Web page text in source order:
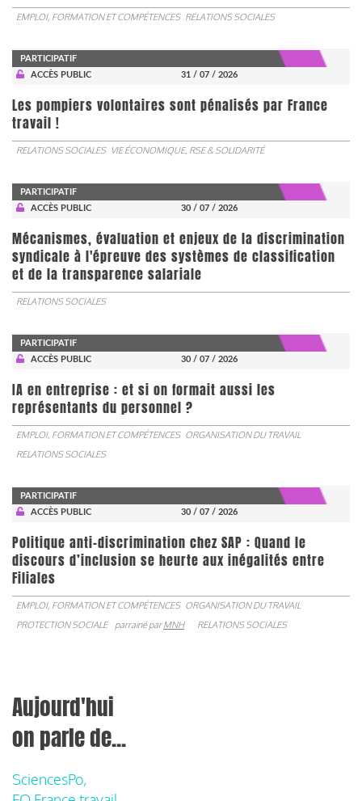
EMPLOI, FORMATION ET COMPÉTENCES RELATIONS SOCIALES
PARTICIPATIF
ACCÈS PUBLIC
31 / 07 / 2026
Les pompiers volontaires sont pénalisés par France
travail !
RELATIONS SOCIALES VIE ÉCONOMIQUE, RSE & SOLIDARITÉ
PARTICIPATIF
ACCÈS PUBLIC
30 / 07 / 2026
Mécanismes, évaluation et enjeux de la discrimination
syndicale à l'épreuve des systèmes de classification
et de la transparence salariale
RELATIONS SOCIALES
PARTICIPATIF
ACCÈS PUBLIC
30 / 07 / 2026
IA en entreprise : et si on formait aussi les
représentants du personnel ?
EMPLOI, FORMATION ET COMPÉTENCES ORGANISATION DU TRAVAIL
RELATIONS SOCIALES
PARTICIPATIF
ACCÈS PUBLIC
30 / 07 / 2026
Politique anti-discrimination chez SAP : Quand le
discours d’inclusion se heurte aux inégalités entre
Filiales
EMPLOI, FORMATION ET COMPÉTENCES ORGANISATION DU TRAVAIL
PROTECTION SOCIALE
parrainé parMNH RELATIONS SOCIALES
Aujourd'hui
on parle de...
SciencesPo,